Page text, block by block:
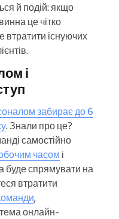
й подій: якщо
це чітко
втратити існуючих
і
забирає до 6
. Знали про це?
самостійно
часом і
буде спрямувати на
втратити
,
онлайн-